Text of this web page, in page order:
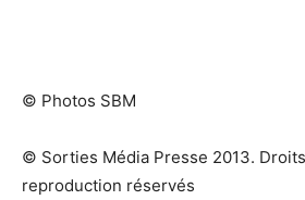
© Photos SBM
© Sorties Média Presse 2013.
reproduction réservés